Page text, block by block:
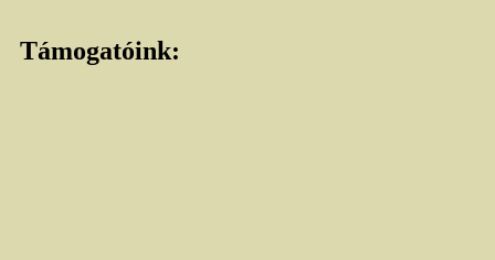
Támogatóink: